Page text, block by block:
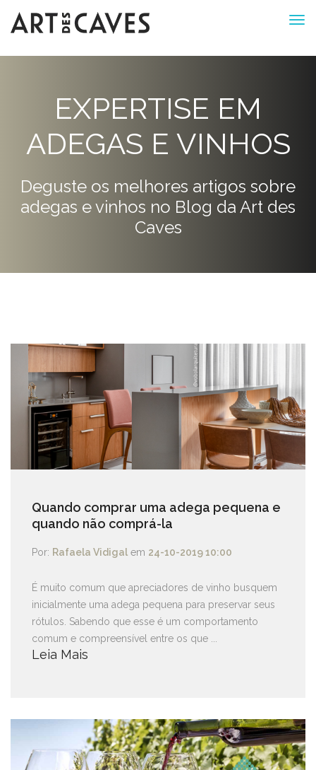
EXPERTISE EM
ADEGAS E VINHOS
Deguste os melhores artigos sobre
adegas e vinhos no Blog da Art des
Caves
Quando comprar uma adega pequena e
quando não comprá-la
Por: Rafaela Vidigal em 24-10-2019 10:00
É muito comum que apreciadores de vinho busquem
inicialmente uma adega pequena para preservar seus
rótulos. Sabendo que esse é um comportamento
comum e compreensível entre os que ...
Leia Mais